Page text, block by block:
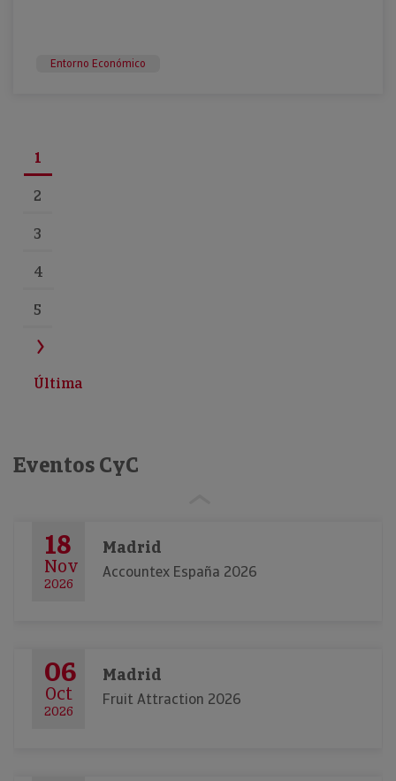
Entorno Económico
1
2
3
4
5
Última
Eventos CyC
18
Nov
2026
Madrid
Accountex España 2026
06
Oct
2026
Madrid
Fruit Attraction 2026